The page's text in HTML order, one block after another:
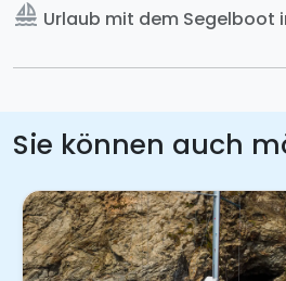
sailing Urlaub mit dem Segelboot
Sie können auch